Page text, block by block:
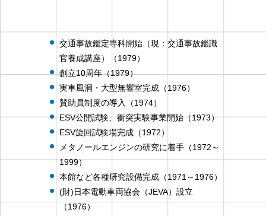
交通事故鑑定専科開始（現：交通事故鑑識
官養成講座）（1979）
創立10周年（1979）
実車風洞・大型無響室完成（1976）
賛助員制度の導入（1974）
ESV公開試験、衝突実験事業開始（1973）
ESV旋回試験場完成（1972）
メタノールエンジンの研究に着手（1972～
1999）
本館など各種研究設備完成（1971～1976）
(財)日本電動車両協会（JEVA）設立
（1976）